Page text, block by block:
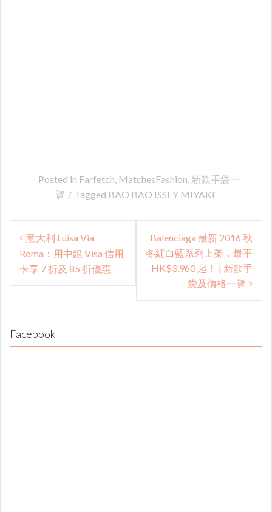
Posted in Farfetch, MatchesFashion, 新款手袋一
覽
Tagged BAO BAO ISSEY MIYAKE
Post
navigation
意大利 Luisa Via
Roma：用中銀 Visa 信用
卡享 7 折及 85 折優惠
Balenciaga 最新 2016 秋
冬紅白藍系列上架，最平
HK$3,960 起！ | 新款手
袋及價格一覽
Facebook